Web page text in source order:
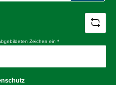
Zeichen ein *